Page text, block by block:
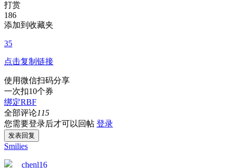
打赏
186
添加到收藏夹
35
点击复制链接
使用微信扫码分享
一次扣10个券
绑定RBF
全部评论115
您需要登录后才可以回帖 登录
发表回复
Smilies
chenl16